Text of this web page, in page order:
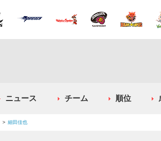
ニュース チーム 順位
細田佳也